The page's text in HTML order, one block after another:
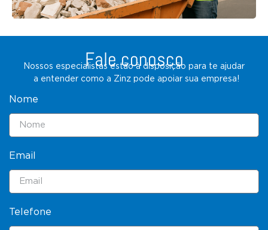
Fale conosco
Nossos especialistas estão à disposição para te ajudar
a entender como a Zinz pode apoiar sua empresa!
Nome
Email
Telefone